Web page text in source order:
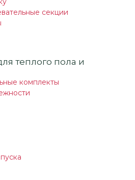
секции
теплого пола и
комплекты